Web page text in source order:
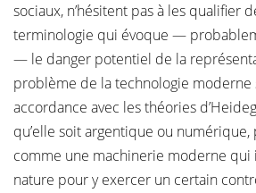
sociaux, n’hésitent pas à les qualifier
terminologie qui évoque —
— le danger potentiel de la
problème de la technologie moderne
accordance avec les théories
qu’elle soit argentique ou
comme une machinerie moderne qui
nature pour y exercer un certain